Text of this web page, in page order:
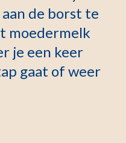
de borst te
moedermelk
je een keer
gaat of weer